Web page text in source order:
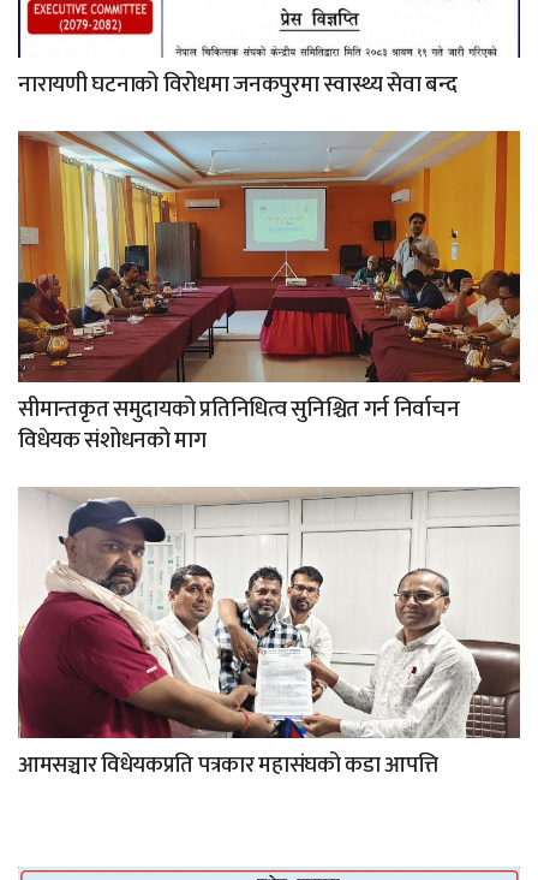
नारायणी घटनाको विरोधमा जनकपुरमा स्वास्थ्य सेवा बन्द
सीमान्तकृत समुदायको प्रतिनिधित्व सुनिश्चित गर्न निर्वाचन
विधेयक संशोधनको माग
आमसञ्चार विधेयकप्रति पत्रकार महासंघको कडा आपत्ति